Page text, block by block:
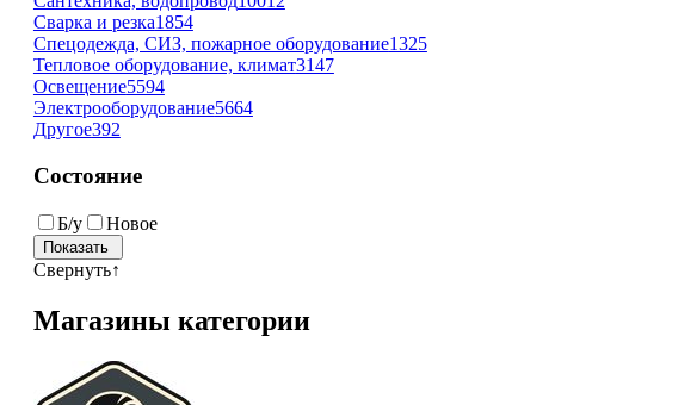
Сварка и резка1854
Спецодежда, СИЗ, пожарное оборудование1325
Тепловое оборудование, климат3147
Освещение5594
Электрооборудование5664
Другое392
Состояние
Б/у Новое
Свернуть↑
Магазины категории